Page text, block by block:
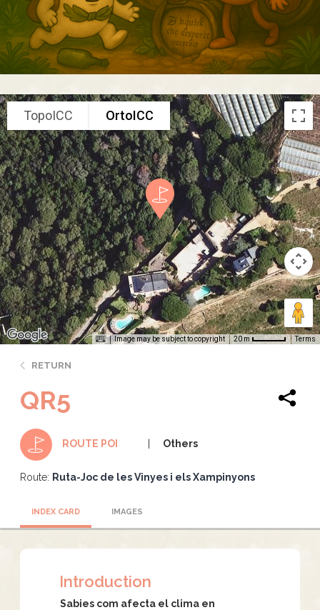
TopoICC OrtoICC
Image may be subject to copyright 20 m Terms
RETURN
QR5
ROUTE POI Others
Route: Ruta-Joc de les Vinyes i els Xampinyons
INDEX CARD IMAGES
Introduction
Sabies com afecta el clima en